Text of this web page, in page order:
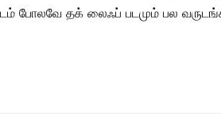
போலவே தக் லைஃப் படமும் பல